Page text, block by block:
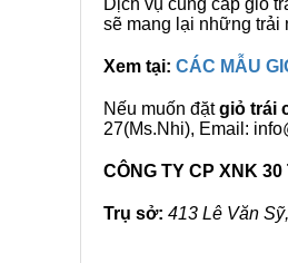
Dịch vụ cung cấp giỏ
sẽ mang lại những trải
Xem tại: CÁC MẪU
Nếu muốn đặtgiỏ trái
27(Ms.Nhi), Email:
CÔNG TY CP XNK
Trụ sở: 413 Lê Văn